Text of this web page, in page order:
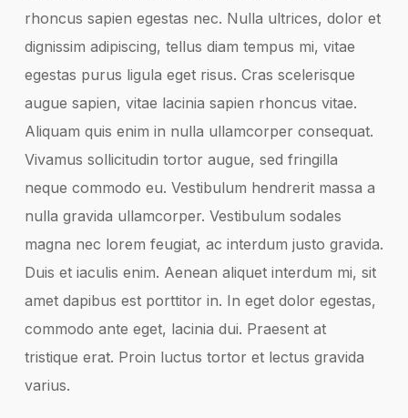
rhoncus sapien egestas nec. Nulla ultrices, dolor et
dignissim adipiscing, tellus diam tempus mi, vitae
egestas purus ligula eget risus. Cras scelerisque
augue sapien, vitae lacinia sapien rhoncus vitae.
Aliquam quis enim in nulla ullamcorper consequat.
Vivamus sollicitudin tortor augue, sed fringilla
neque commodo eu. Vestibulum hendrerit massa a
nulla gravida ullamcorper. Vestibulum sodales
magna nec lorem feugiat, ac interdum justo gravida.
Duis et iaculis enim. Aenean aliquet interdum mi, sit
amet dapibus est porttitor in. In eget dolor egestas,
commodo ante eget, lacinia dui. Praesent at
tristique erat. Proin luctus tortor et lectus gravida
varius.